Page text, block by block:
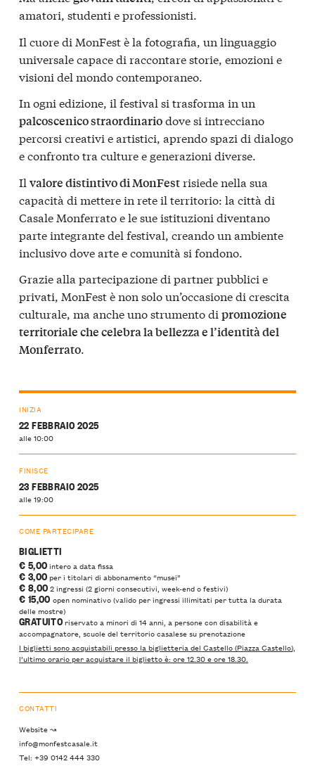
amatori, studenti e professionisti.
Il cuore di MonFest è la fotografia, un linguaggio
universale capace di raccontare storie, emozioni e
visioni del mondo contemporaneo.
In ogni edizione, il festival si trasforma in un
palcoscenico straordinariodove si intrecciano
percorsi creativi e artistici, aprendo spazi di dialogo
e confronto tra culture e generazioni diverse.
Il valore distintivo di MonFestrisiede nella sua
capacità di mettere in rete il territorio: la città di
Casale Monferrato e le sue istituzioni diventano
parte integrante del festival, creando un ambiente
inclusivo dove arte e comunità si fondono.
Grazie alla partecipazione di partner pubblici e
privati, MonFest è non solo un’occasione di crescita
culturale, ma anche uno strumento di promozione
territoriale che celebra la bellezza e l’identità del
Monferrato.
INIZIA
22 FEBBRAIO 2025
alle 10:00
FINISCE
23 FEBBRAIO 2025
alle 19:00
COME PARTECIPARE
BIGLIETTI
€ 5,00intero a data fissa
€ 3,00per i titolari di abbonamento “musei”
€ 8,002 ingressi (2 giorni consecutivi, week-end o festivi)
€ 15,00 open nominativo (valido per ingressi illimitati per tutta la durata
delle mostre)
GRATUITOriservato a minori di 14 anni, a persone con disabilità e
accompagnatore, scuole del territorio casalese su prenotazione
I biglietti sono acquistabili presso la biglietteria del Castello (Piazza Castello),
l’ultimo orario per acquistare il biglietto è: ore 12.30 e ore 18.30.
CONTATTI
Website ↝
info@monfestcasale.it
Tel: +39 0142 444 330